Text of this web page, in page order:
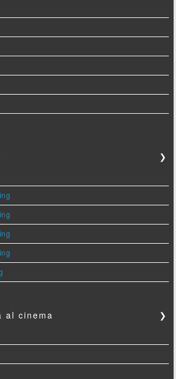
❯
al cinema ❯